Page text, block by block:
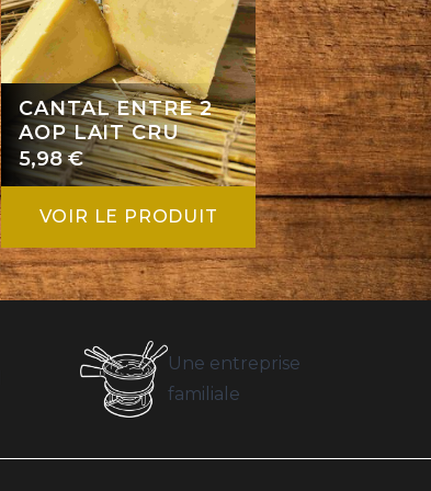
CANTAL ENTRE 2
AOP LAIT CRU
5,98€
VOIR LE PRODUIT
Une entreprise
familiale